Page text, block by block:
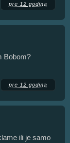
pre 12 godina
Bobom?
pre 12 godina
ili je samo